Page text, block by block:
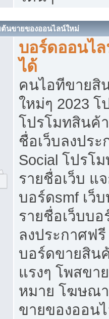
ต้นขายของออนไลน์ใหม่
บอร์ดออนไ
ได้
คนไอทีขายสิ
ใหม่ๆ 2023
โปรโมทสินค้
ชื่อเว็บลงปร
Social โปรโ
รายชื่อเว็บ แ
บอร์ดsmf เว็
รายชื่อเว็บบ
ลงประกาศฟรี
บอร์ดขายสิน
แรงๆ โพสขา
หมาย โฆษณ
ขายของออน